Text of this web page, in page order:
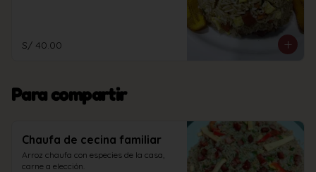
S/ 40.00
Para compartir
Chaufa de cecina familiar
Arroz chaufa con especies de la casa,
carne a elección.